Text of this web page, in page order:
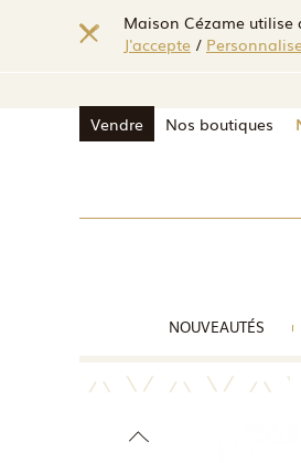
Maison Cézame utilise
J'accepte /
Vendre Nos boutiques
NOUVEAUTÉS